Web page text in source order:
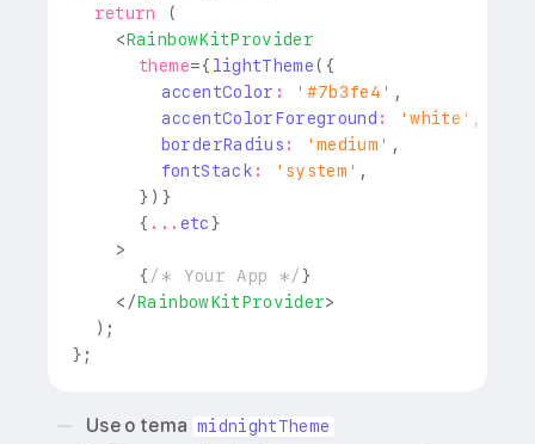
return
(
<RainbowKitProvider
theme={ lightTheme( {
        accentColor
: '#7b3fe4' ,
        accentColorForeground
: 'white' ,
        borderRadius
: 'medium' ,
        fontStack
: 'system' ,
} ) }
{ ... etc }
>
{ /* Your App */ }
</RainbowKitProvider>
) ;
} ;
Use o tema midnightTheme